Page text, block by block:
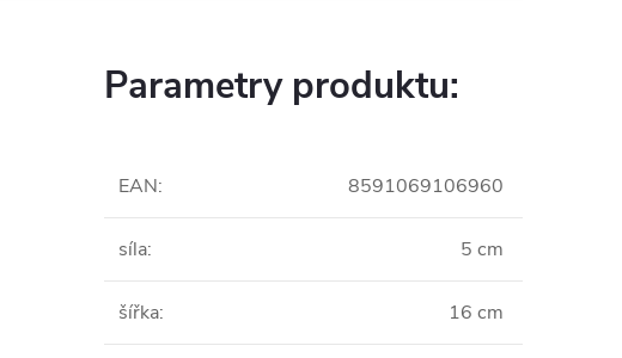
Parametry produktu:
EAN: 8591069106960
síla: 5 cm
šířka: 16 cm